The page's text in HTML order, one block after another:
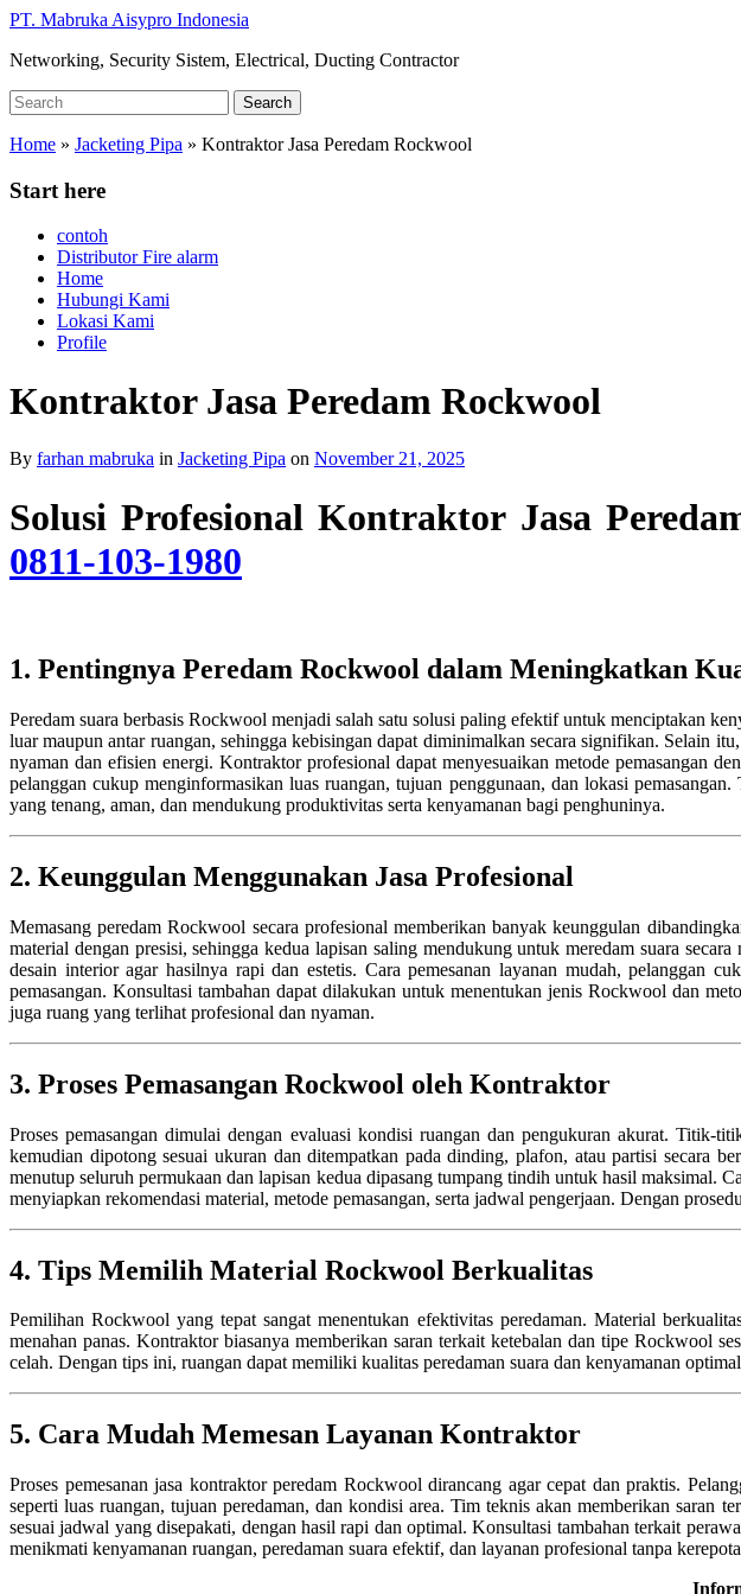
Skip
main
PT. Mabruka Aisypro Indonesia
Networking, Security Sistem, Electrical, Ducting Contractor
Search
for:
Search
Home » Jacketing Pipa » Kontraktor Jasa Peredam Rockwool
Start here
contoh
Distributor Fire alarm
Home
Hubungi Kami
Lokasi Kami
Profile
Kontraktor Jasa Peredam Rockwool
By farhan mabruka in Jacketing Pipa on November 21, 2025
Solusi Profesional Kontraktor Jasa
0811-103-1980
1. Pentingnya Peredam Rockwool dalam Meningkatkan
Peredam suara berbasis Rockwool menjadi salah satu solusi paling efektif untuk menciptakan
luar maupun antar ruangan, sehingga kebisingan dapat diminimalkan secara signifikan. Selain
nyaman dan efisien energi. Kontraktor profesional dapat menyesuaikan metode pemasangan
pelanggan cukup menginformasikan luas ruangan, tujuan penggunaan, dan lokasi
yang tenang, aman, dan mendukung produktivitas serta kenyamanan bagi penghuninya.
2. Keunggulan Menggunakan Jasa Profesional
Memasang peredam Rockwool secara profesional memberikan banyak keunggulan
material dengan presisi, sehingga kedua lapisan saling mendukung untuk meredam suara
desain interior agar hasilnya rapi dan estetis. Cara pemesanan layanan mudah, pelanggan
pemasangan. Konsultasi tambahan dapat dilakukan untuk menentukan jenis Rockwool dan
juga ruang yang terlihat profesional dan nyaman.
3. Proses Pemasangan Rockwool oleh Kontraktor
Proses pemasangan dimulai dengan evaluasi kondisi ruangan dan pengukuran akurat.
kemudian dipotong sesuai ukuran dan ditempatkan pada dinding, plafon, atau partisi secara
menutup seluruh permukaan dan lapisan kedua dipasang tumpang tindih untuk hasil maksimal.
menyiapkan rekomendasi material, metode pemasangan, serta jadwal pengerjaan. Dengan
4. Tips Memilih Material Rockwool Berkualitas
Pemilihan Rockwool yang tepat sangat menentukan efektivitas peredaman. Material
menahan panas. Kontraktor biasanya memberikan saran terkait ketebalan dan tipe Rockwool
celah. Dengan tips ini, ruangan dapat memiliki kualitas peredaman suara dan kenyamanan
5. Cara Mudah Memesan Layanan Kontraktor
Proses pemesanan jasa kontraktor peredam Rockwool dirancang agar cepat dan praktis.
seperti luas ruangan, tujuan peredaman, dan kondisi area. Tim teknis akan memberikan saran
sesuai jadwal yang disepakati, dengan hasil rapi dan optimal. Konsultasi tambahan terkait
menikmati kenyamanan ruangan, peredaman suara efektif, dan layanan profesional tanpa